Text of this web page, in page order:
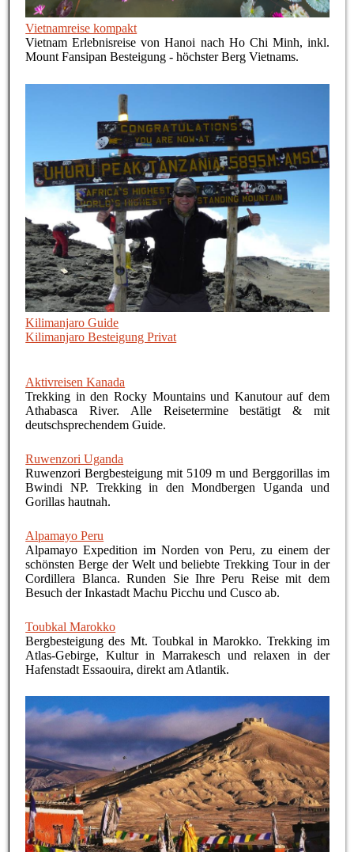
Vietnamreise kompakt
Vietnam Erlebnisreise von Hanoi nach Ho Chi Minh, inkl.
Mount Fansipan Besteigung - höchster Berg Vietnams.
Kilimanjaro Guide
Kilimanjaro Besteigung Privat
Aktivreisen Kanada
Trekking in den Rocky Mountains und Kanutour auf dem
Athabasca River. Alle Reisetermine bestätigt & mit
deutschsprechendem Guide.
Ruwenzori Uganda
Ruwenzori Bergbesteigung mit 5109 m und Berggorillas im
Bwindi NP. Trekking in den Mondbergen Uganda und
Gorillas hautnah.
Alpamayo Peru
Alpamayo Expedition im Norden von Peru, zu einem der
schönsten Berge der Welt und beliebte Trekking Tour in der
Cordillera Blanca. Runden Sie Ihre Peru Reise mit dem
Besuch der Inkastadt Machu Picchu und Cusco ab.
Toubkal Marokko
Bergbesteigung des Mt. Toubkal in Marokko. Trekking im
Atlas-Gebirge, Kultur in Marrakesch und relaxen in der
Hafenstadt Essaouira, direkt am Atlantik.